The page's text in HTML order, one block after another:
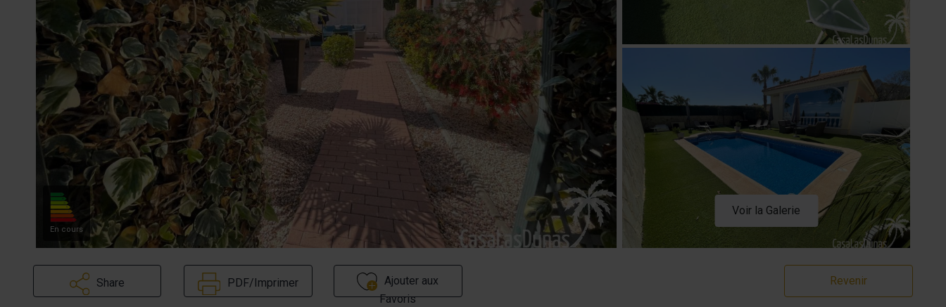
En cours
Voir la Galerie
Share PDF/Imprimer
Ajouter aux
Favoris
Revenir